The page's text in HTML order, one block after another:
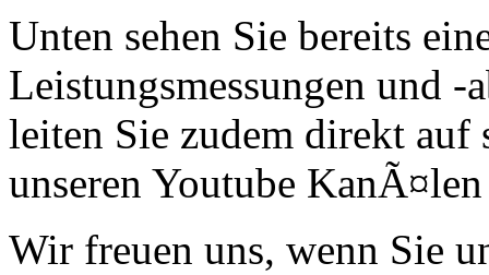
Unten sehen Sie bereits
Leistungsmessungen und -
leiten Sie zudem direkt auf
unseren Youtube
Wir freuen uns, wenn Sie